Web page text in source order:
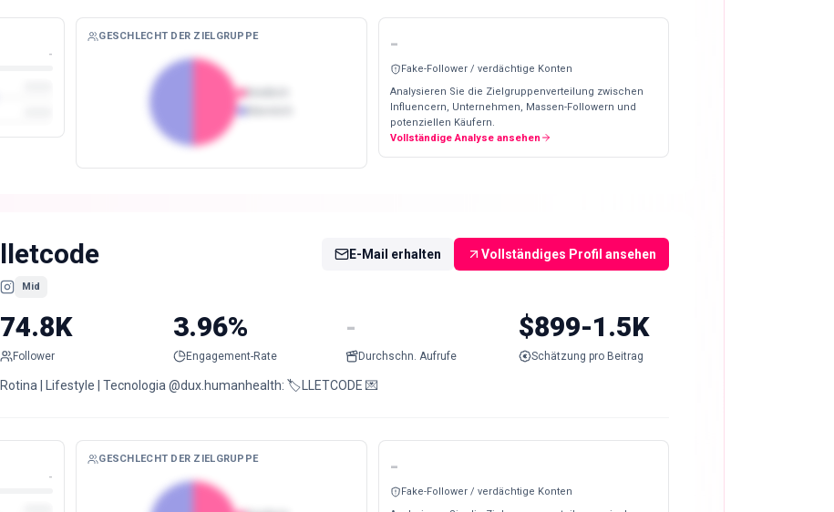
-
GESCHLECHT DER ZIELGRUPPE -
Fake-Follower / verdächtige Konten
Analysieren Sie die Zielgruppenverteilung zwischen
Influencern, Unternehmen, Massen-Followern und
potenziellen Käufern.
Vollständige Analyse ansehen
lletcode
Mid
E-Mail erhalten Vollständiges Profil ansehen
74.8K
Follower
3.96%
Engagement-Rate
-
Durchschn. Aufrufe
$899-1.5K
Schätzung pro Beitrag
Rotina | Lifestyle | Tecnologia @dux.humanhealth: 🏷️LLETCODE 💌
-
GESCHLECHT DER ZIELGRUPPE -
Fake-Follower / verdächtige Konten